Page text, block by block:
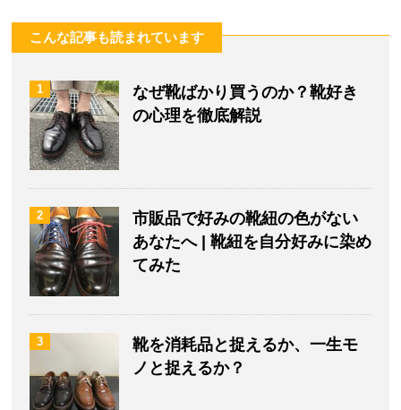
こんな記事も読まれています
1
なぜ靴ばかり買うのか？靴好き
の心理を徹底解説
2
市販品で好みの靴紐の色がない
あなたへ | 靴紐を自分好みに染め
てみた
3
靴を消耗品と捉えるか、一生モ
ノと捉えるか？